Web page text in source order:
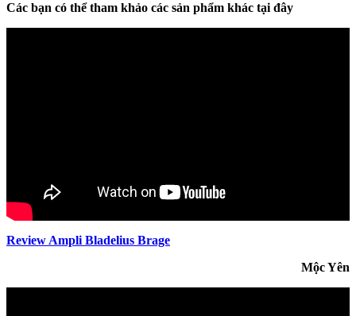
Các bạn có thể tham khảo các sản phẩm khác tại đây
Review Ampli Bladelius Brage
Mộc Yên